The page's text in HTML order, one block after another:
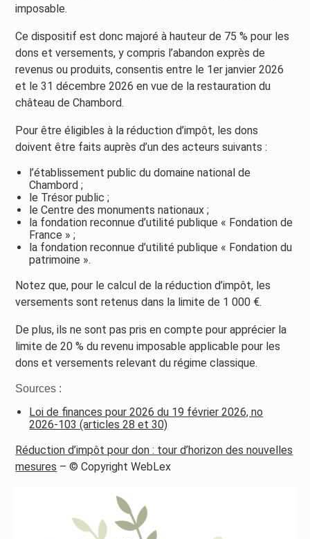
imposable.
Ce dispositif est donc majoré à hauteur de 75 % pour les
dons et versements, y compris l’abandon exprès de
revenus ou produits, consentis entre le 1er janvier 2026
et le 31 décembre 2026 en vue de la restauration du
château de Chambord.
Pour être éligibles à la réduction d’impôt, les dons
doivent être faits auprès d’un des acteurs suivants :
l’établissement public du domaine national de
Chambord ;
le Trésor public ;
le Centre des monuments nationaux ;
la fondation reconnue d’utilité publique « Fondation de
France » ;
la fondation reconnue d’utilité publique « Fondation du
patrimoine ».
Notez que, pour le calcul de la réduction d’impôt, les
versements sont retenus dans la limite de 1 000 €.
De plus, ils ne sont pas pris en compte pour apprécier la
limite de 20 % du revenu imposable applicable pour les
dons et versements relevant du régime classique.
Sources :
Loi de finances pour 2026 du 19 février 2026, no
2026-103 (articles 28 et 30)
Réduction d’impôt pour don : tour d’horizon des nouvelles
mesures – © Copyright WebLex